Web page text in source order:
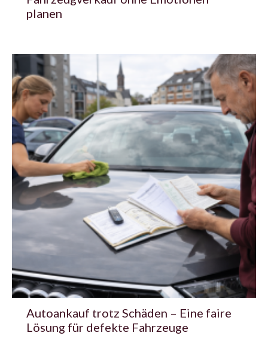
planen
Autoankauf trotz Schäden – Eine faire
Lösung für defekte Fahrzeuge